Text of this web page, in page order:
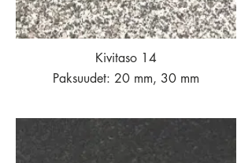
Kivitaso 14
Paksuudet: 20 mm, 30 mm